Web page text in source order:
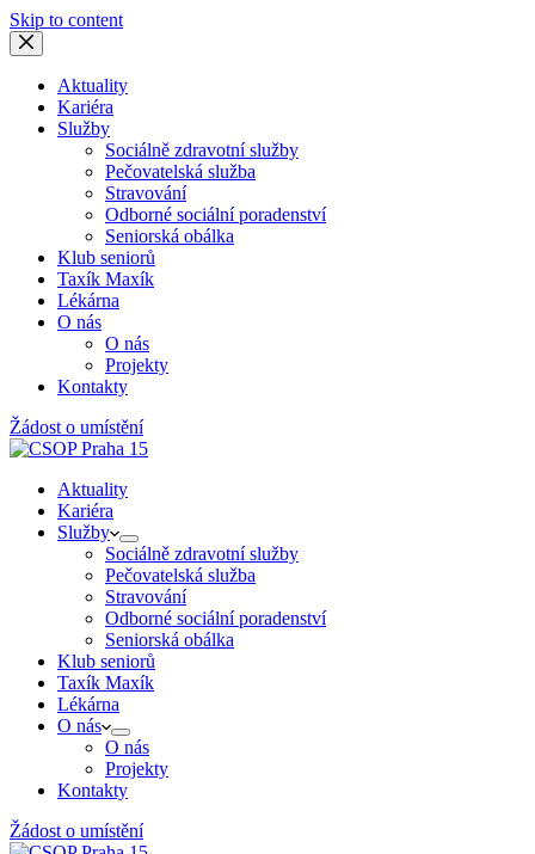
Skip to content
Aktuality
Kariéra
Služby
Sociálně zdravotní služby
Pečovatelská služba
Stravování
Odborné sociální poradenství
Seniorská obálka
Klub seniorů
Taxík Maxík
Lékárna
O nás
O nás
Projekty
Kontakty
Žádost o umístění
Aktuality
Kariéra
Služby
Sociálně zdravotní služby
Pečovatelská služba
Stravování
Odborné sociální poradenství
Seniorská obálka
Klub seniorů
Taxík Maxík
Lékárna
O nás
O nás
Projekty
Kontakty
Žádost o umístění